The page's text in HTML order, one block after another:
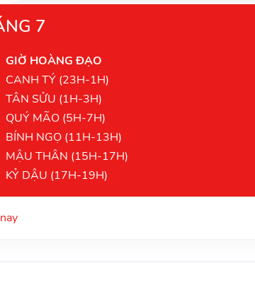
7
GIỜ HOÀNG ĐẠO
CANH TÝ (23H-1H)
TÂN SỬU (1H-3H)
QUÝ MÃO (5H-7H)
BÍNH NGỌ (11H-13H)
MẬU THÂN (15H-17H)
KỶ DẬU (17H-19H)